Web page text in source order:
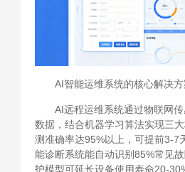
AI智能运维系统的核心解决方
AI远程运维系统通过物联网
数据，结合机器学习算法实现三
测准确率达95%以上，可提前3-7
能诊断系统能自动识别85%常见
护模型可延长设备使用寿命20-